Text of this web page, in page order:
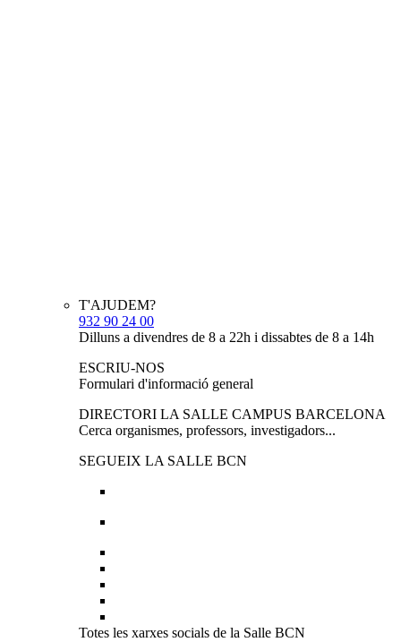
T'AJUDEM?
932 90 24 00
Dilluns a divendres de 8 a 22h i dissabtes de 8 a 14h
ESCRIU-NOS
Formulari d'informació general
DIRECTORI LA SALLE CAMPUS BARCELONA
Cerca organismes, professors, investigadors...
SEGUEIX LA SALLE BCN
Totes les xarxes socials de la Salle BCN